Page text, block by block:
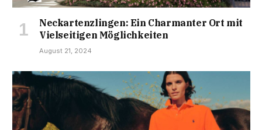
Neckartenzlingen: Ein Charmanter Ort mit
Vielseitigen Möglichkeiten
August 21, 2024